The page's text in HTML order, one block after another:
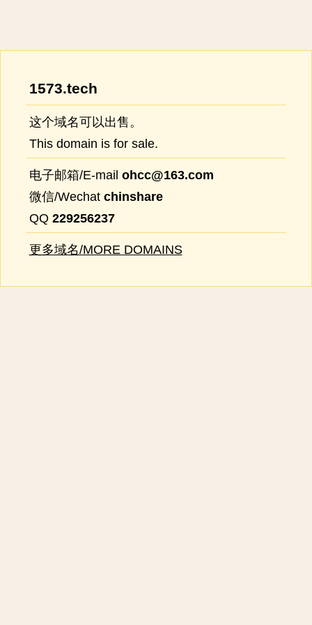
1573.tech
这个域名可以出售。
This domain is for sale.
电子邮箱/E-mail ohcc@163.com
微信/Wechat chinshare
QQ 229256237
更多域名/MORE DOMAINS